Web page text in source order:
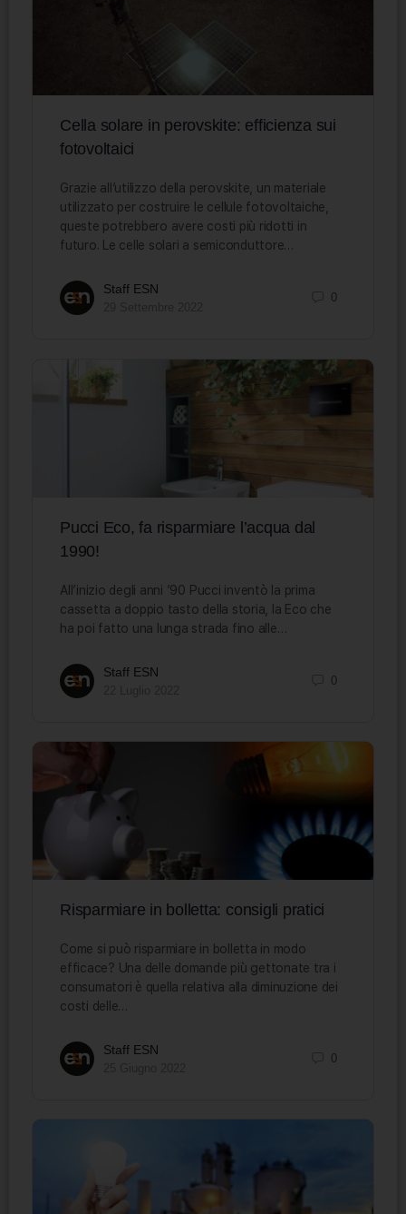
Cella solare in perovskite: efficienza sui
fotovoltaici
Grazie all’utilizzo della perovskite, un materiale
utilizzato per costruire le cellule fotovoltaiche,
queste potrebbero avere costi più ridotti in
futuro. Le celle solari a semiconduttore…
Staff ESN
0
Pucci Eco, fa risparmiare l’acqua dal
1990!
All’inizio degli anni ’90 Pucci inventò la prima
cassetta a doppio tasto della storia, la Eco che
ha poi fatto una lunga strada fino alle…
Staff ESN
0
Risparmiare in bolletta: consigli pratici
Come si può risparmiare in bolletta in modo
efficace? Una delle domande più gettonate tra i
consumatori è quella relativa alla diminuzione dei
costi delle…
Staff ESN
0